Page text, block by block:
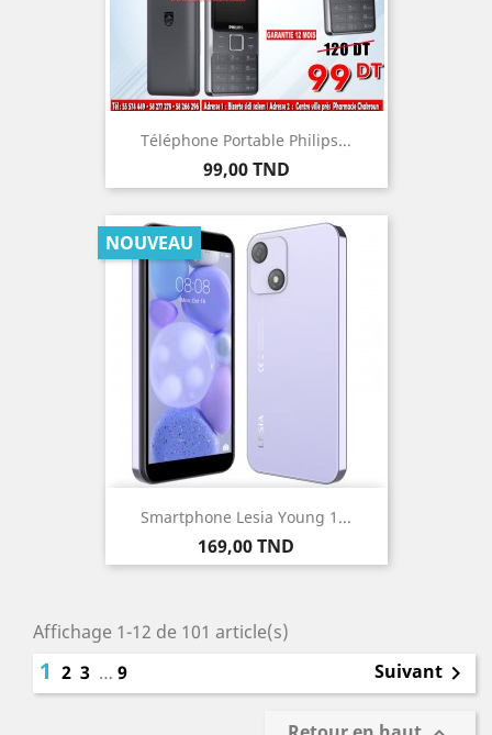
Téléphone Portable Philips...
Prix
99,00 TND
Smartphone Lesia Young 1...
Prix
169,00 TND
NOUVEAU
Affichage 1-12 de 101 article(s)
1 2 3 … 9 Suivant 